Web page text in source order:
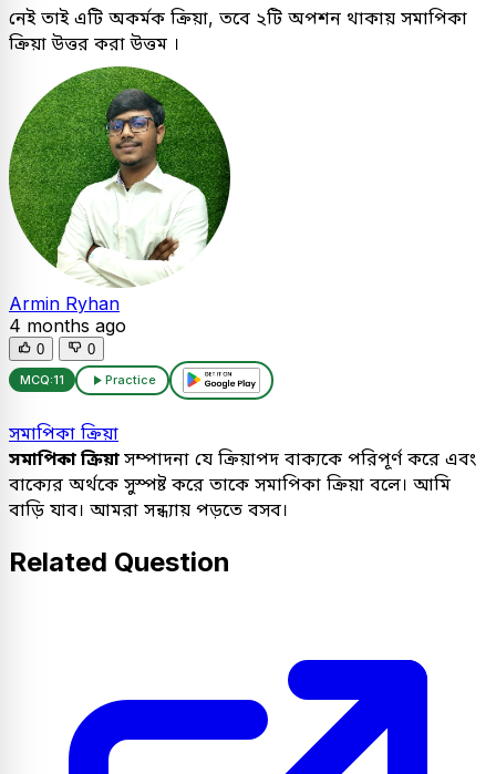
নেই তাই এটি অকর্মক ক্রিয়া, তবে ২টি অপশন থাকায় সমাপিকা
ক্রিয়া উত্তর করা উত্তম ।
Armin Ryhan
4 months ago
0 0
MCQ:11 Practice
সমাপিকা ক্রিয়া
সমাপিকা ক্রিয়া সম্পাদনা যে ক্রিয়াপদ বাক্যকে পরিপূর্ণ করে এবং
বাক্যের অর্থকে সুস্পষ্ট করে তাকে সমাপিকা ক্রিয়া বলে। আমি
বাড়ি যাব। আমরা সন্ধ্যায় পড়তে বসব।
Related Question